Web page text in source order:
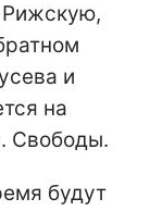
и
на
Свободы.
будут